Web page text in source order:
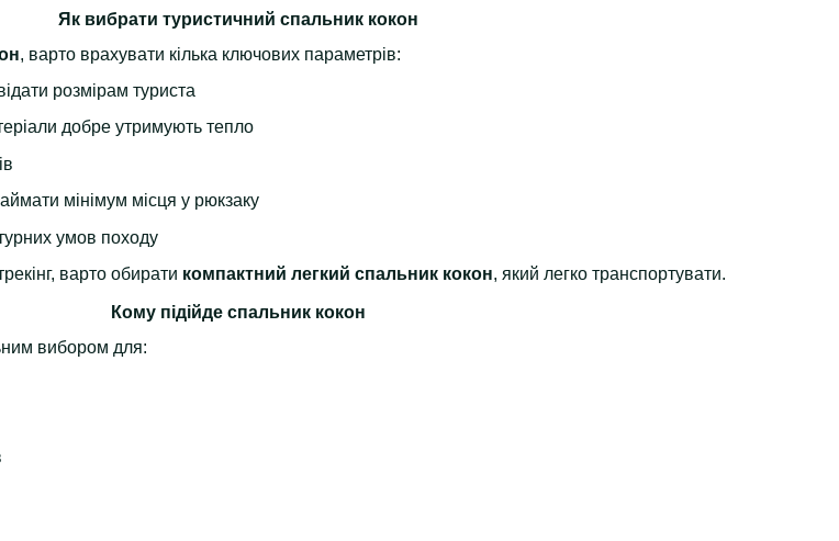
Як вибрати туристичний спальник кокон
, варто врахувати кілька ключових параметрів:
розмірам туриста
добре утримують тепло
мінімум місця у рюкзаку
умов походу
варто обирати компактний легкий спальник кокон, який легко транспортувати.
Кому підійде спальник кокон
вибором для: